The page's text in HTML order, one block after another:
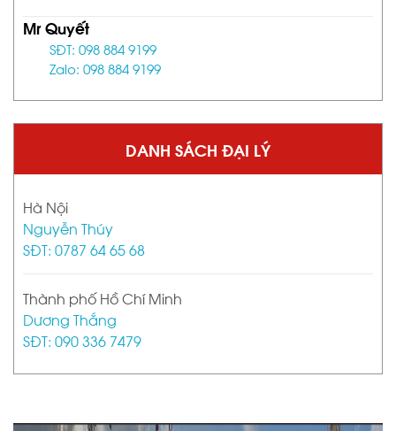
Mr Quyết
SĐT: 098 884 9199
Zalo: 098 884 9199
DANH SÁCH ĐẠI LÝ
Hà Nội
Nguyễn Thúy
SĐT: 0787 64 65 68
Thành phố Hồ Chí Minh
Dương Thắng
SĐT: 090 336 7479